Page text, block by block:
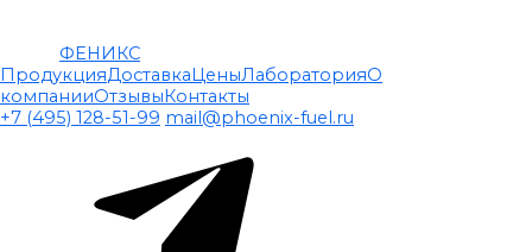
ФЕНИКС
ПродукцияДоставкаЦеныЛабораторияО
компанииОтзывыКонтакты
+7 (495) 128-51-99 mail@phoenix-fuel.ru